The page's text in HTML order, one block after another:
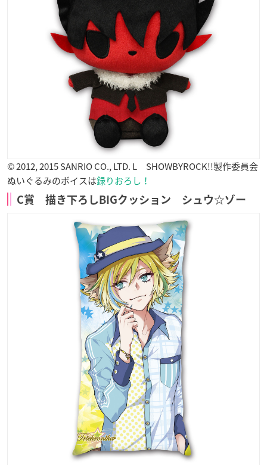
© 2012, 2015 SANRIO CO., LTD. L SHOWBYROCK!!製作委員会
ぬいぐるみのボイスは録りおろし！
C賞 描き下ろしBIGクッション シュウ☆ゾー